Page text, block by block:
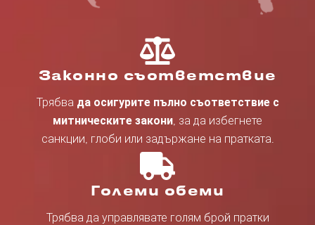
Законно съответствие
Трябва да осигурите пълно съответствие с
митническите закони , за да избегнете
санкции, глоби или задържане на пратката.
Големи обеми
Трябва да управлявате голям брой пратки